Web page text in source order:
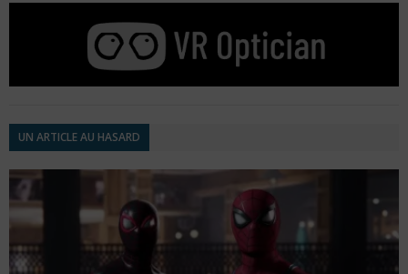
UN ARTICLE AU HASARD